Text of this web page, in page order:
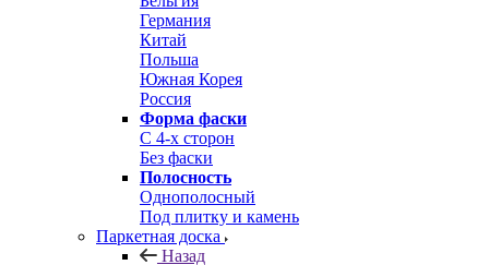
Германия
Китай
Польша
Южная Корея
Россия
Форма фаски
С 4-х сторон
Без фаски
Полосность
Однополосный
Под плитку и камень
Паркетная доска
Назад